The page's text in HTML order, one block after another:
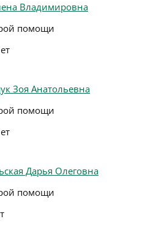
Владимировна
помощи
Зоя Анатольевна
помощи
Дарья Олеговна
помощи